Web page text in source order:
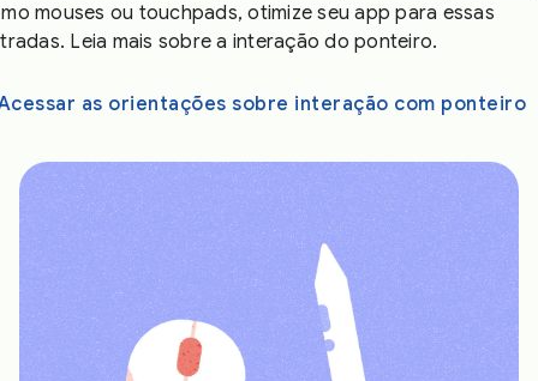
mouses ou touchpads, otimize seu app para essas
Leia mais sobre a interação do ponteiro.
as orientações sobre interação com ponteiro